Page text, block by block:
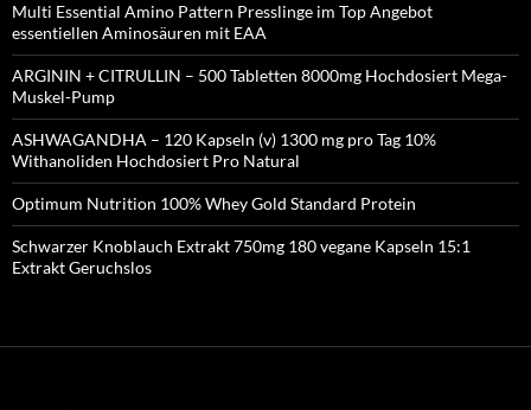
Multi Essential Amino Pattern Presslinge im Top Angebot
essentiellen Aminosäuren mit EAA
ARGININ + CITRULLIN – 500 Tabletten 8000mg Hochdosiert Mega-
Muskel-Pump
ASHWAGANDHA – 120 Kapseln (v) 1300 mg pro Tag 10%
Withanoliden Hochdosiert Pro Natural
Optimum Nutrition 100% Whey Gold Standard Protein
Schwarzer Knoblauch Extrakt 750mg 180 vegane Kapseln 15:1
Extrakt Geruchslos